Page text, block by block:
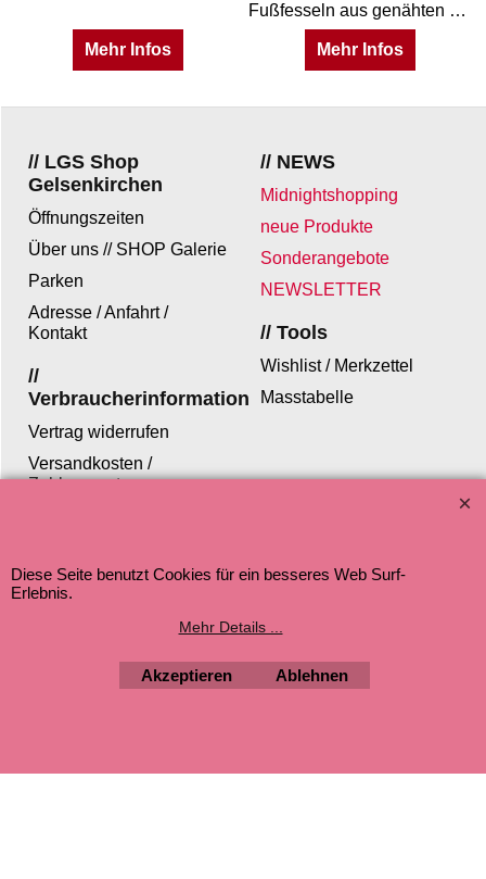
Mehr Infos
Fußfesseln aus genähten Latexgummi - innen verstärkt.
Mehr Infos
// NEWS
Midnightshopping
neue Produkte
Sonderangebote
NEWSLETTER
// LGS Shop
Gelsenkirchen
Öffnungszeiten
Über uns // SHOP Galerie
Parken
Adresse / Anfahrt /
Kontakt
// Tools
Wishlist / Merkzettel
Masstabelle
//
Verbraucherinformation
Vertrag widerrufen
Versandkosten /
Zahlungsarten
Diese Seite benutzt Cookies für ein besseres Web Surf-
Erlebnis.
Mehr Details ...
Akzeptieren Ablehnen